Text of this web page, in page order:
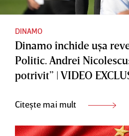
DINAMO
Dinamo închide uşa
Politic. Andrei
potrivit” | VIDEO
Citește mai mult